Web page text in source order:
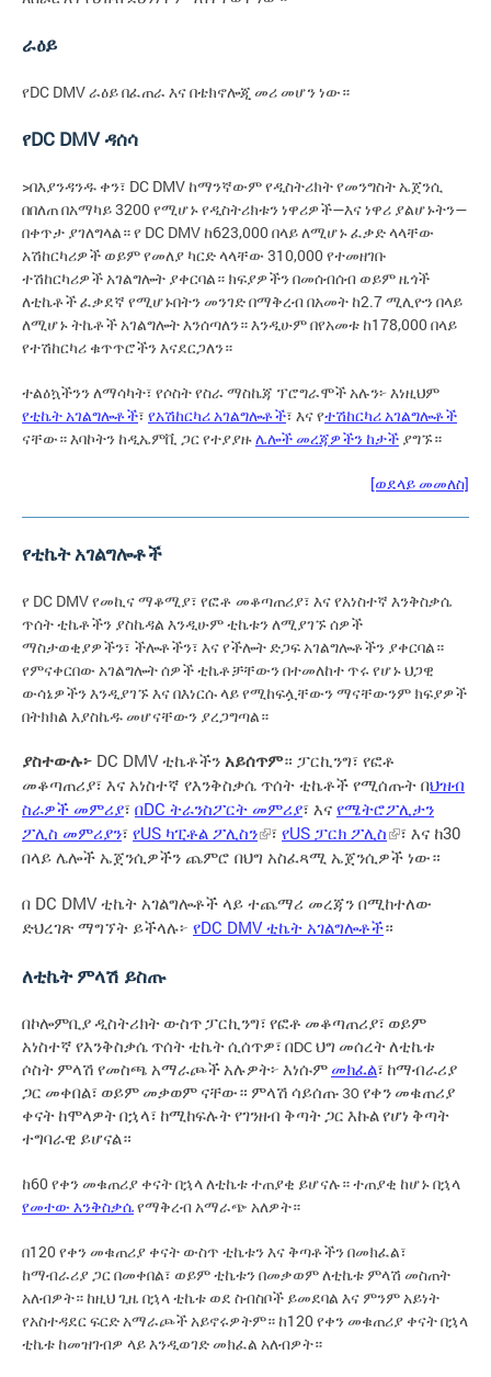
ራዕይ
የDC DMV ራዕይ በፈጠራ እና በቴክኖሎጂ መሪ መሆን ነው።
የDC DMV ዳሰሳ
>በእያንዳንዱ ቀን፣ DC DMV ከማንኛውም የዲስትሪክት የመንግስት ኤጀንሲ
በበለጠ በአማካይ 3200 የሚሆኑ የዲስትሪክቱን ነዋሪዎች—እና ነዋሪ ያልሆኑትን—
በቀጥታ ያገለግላል። የ DC DMV ከ623,000 በላይ ለሚሆኑ ፈቃድ ላላቸው
አሽከርካሪዎች ወይም የመለያ ካርድ ላላቸው 310,000 የተመዘገቡ
ተሽከርካሪዎች አገልግሎት ያቀርባል። ክፍያዎችን በመሰብሰብ ወይም ዜጎች
ለቲኬቶች ፈቃደኛ የሚሆኑበትን መንገድ በማቅረብ በአመት ከ2.7 ሚሊዮን በላይ
ለሚሆኑ ትኬቶች አገልግሎት እንሰጣለን። እንዲሁም በየአመቱ ከ178,000 በላይ
የተሽከርካሪ ቁጥጥሮችን እናደርጋለን።
ተልዕኳችንን ለማሳካት፣ የሶስት የስራ ማስኬጃ ፕሮግራሞች አሉን፦ እነዚህም
የቲኬት አገልግሎቶች፣ የአሽከርካሪ አገልግሎቶች፣ እና የተሽከርካሪ አገልግሎቶች
ናቸው። እባኮትን ከዲኤምቪ ጋር የተያያዙሌሎች መረጃዎችን ከታች ያግኙ።
[ወደላይ መመለስ]
የቲኬት አገልግሎቶች
የ DC DMV የመኪና ማቆሚያ፣ የፎቶ መቆጣጠሪያ፣ እና የአነስተኛ እንቅስቃሴ
ጥሰት ቲኬቶችን ያስኬዳል እንዲሁም ቲኬቱን ለሚያገኙ ሰዎች
ማስታወቂያዎችን፣ ችሎቶችን፣ እና የችሎት ድጋፍ አገልግሎቶችን ያቀርባል።
የምናቀርበው አገልግሎት ሰዎች ቲኬቶቻቸውን በተመለከተ ጥሩ የሆኑ ህጋዊ
ውሳኔዎችን እንዲያገኙ እና በእነርሱ ላይ የሚከፍሏቸውን ማናቸውንም ክፍያዎች
በትክክል እያስኬዱ መሆናቸውን ያረጋግጣል።
ያስተውሉ፦ DC DMV ቲኬቶችን አይሰጥም። ፓርኪንግ፣ የፎቶ
መቆጣጠሪያ፣ እና አነስተኛ የእንቅስቃሴ ጥሰት ቲኬቶች የሚሰጡት በህዝብ
ስራዎች መምሪያ፣ በDC ትራንስፖርት መምሪያ፣ እና የሜትሮፖሊታን
ፖሊስ መምሪያን፣ የUS ካፒቶል ፖሊስን ፣ የUS ፓርክ ፖሊስ
፣ እና ከ30
በላይ ሌሎች ኤጀንሲዎችን ጨምሮ በህግ አስፈጻሚ ኤጀንሲዎች ነው።
በ DC DMV ቲኬት አገልግሎቶች ላይ ተጨማሪ መረጃን በሚከተለው
ድህረገጽ ማግኘት ይችላሉ፦ የDC DMV ቲኬት አገልግሎቶች።
ለቲኬት ምላሽ ይስጡ
በኮሎምቢያ ዲስትሪክት ውስጥ ፓርኪንግ፣ የፎቶ መቆጣጠሪያ፣ ወይም
አነስተኛ የእንቅስቃሴ ጥሰት ቲኬት ሲሰጥዎ፣ በDC ህግ መሰረት ለቲኬቱ
ሶስት ምላሽ የመስጫ አማራጮች አሉዎት፦ እነሱም መክፈል፣ ከማብራሪያ
ጋር መቀበል፣ ወይም መቃወም ናቸው። ምላሽ ሳይሰጡ 30 የቀን መቁጠሪያ
ቀናት ከሞላዎት በኋላ፣ ከሚከፍሉት የገንዘብ ቅጣት ጋር እኩል የሆነ ቅጣት
ተግባራዊ ይሆናል።
ከ60 የቀን መቁጠሪያ ቀናት በኋላ ለቲኬቱ ተጠያቂ ይሆናሉ። ተጠያቂ ከሆኑ በኋላ
የመተው እንቅስቃሴየማቅረብ አማራጭ አለዎት።
በ120 የቀን መቁጠሪያ ቀናት ውስጥ ቲኬቱን እና ቅጣቶችን በመክፈል፣
ከማብራሪያ ጋር በመቀበል፣ ወይም ቲኬቱን በመቃወም ለቲኬቱ ምላሽ መስጠት
አለብዎት። ከዚህ ጊዜ በኋላ ቲኬቱ ወደ ስብስቦች ይመደባል እና ምንም አይነት
የአስተዳደር ፍርድ አማራጮች አይኖሩዎትም። ከ120 የቀን መቁጠሪያ ቀናት በኋላ
ቲኬቱ ከመዝገብዎ ላይ እንዲወገድ መክፈል አለብዎት።